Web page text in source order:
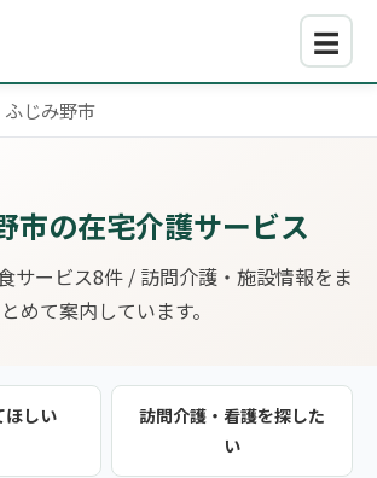
☰
ふじみ野市
市の在宅介護サービス
サービス8件 / 訪問介護・施設情報をま
とめて案内しています。
ほしい
訪問介護・看護を探した
い